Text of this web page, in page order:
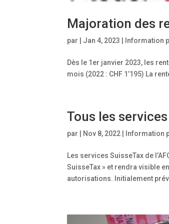
Majoration des
par Jan 4, 2023 Information
Dès le 1er janvier 2023, les
mois (2022 : CHF 1’195) La
Tous les
par Nov 8, 2022 Information
Les services SuisseTax de
SuisseTax » et rendra visible
autorisations. Initialement